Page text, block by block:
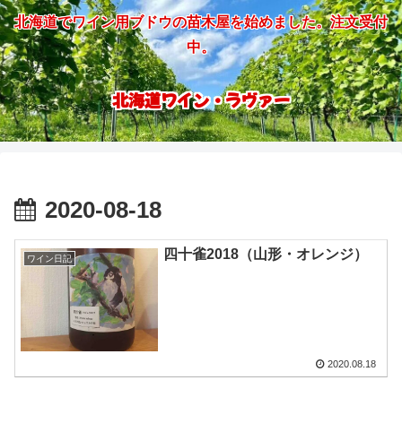
北海道でワイン用ブドウの苗木屋を始めました。注文受付
中。
北海道ワイン・ラヴァー
2020-08-18
ワイン日記 四十雀2018（山形・オレンジ）
2020.08.18